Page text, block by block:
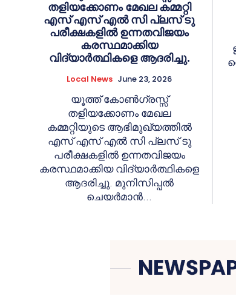
തളിയക്കോണം മേഖല കമ്മറ്റി
എസ് എസ് എൽ സി പ്ലസ് ടു
പരീക്ഷകളിൽ ഉന്നതവിജയം
കരസ്ഥമാക്കിയ
വിദ്യാർത്ഥികളെ ആദരിച്ചു.
Local News June 23, 2026
യൂത്ത് കോൺഗ്രസ്സ്
തളിയക്കോണം മേഖല
കമ്മറ്റിയുടെ ആഭിമുഖ്യത്തിൽ
എസ് എസ് എൽ സി പ്ലസ് ടു
പരീക്ഷകളിൽ ഉന്നതവിജയം
കരസ്ഥമാക്കിയ വിദ്യാർത്ഥികളെ
ആദരിച്ചു. മുനിസിപ്പൽ
ചെയർമാൻ...